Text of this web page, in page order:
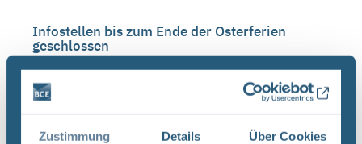
Zustimmung Details Über Cookies
Infostellen bis zum Ende der Osterferien
geschlossen
BGE Endlager Konrad Endlager Morsleben Asse Die
BGE schließt ab Montag, 16. März 2020, die
Wochen bis zum Ende der Osterferien am 19. April